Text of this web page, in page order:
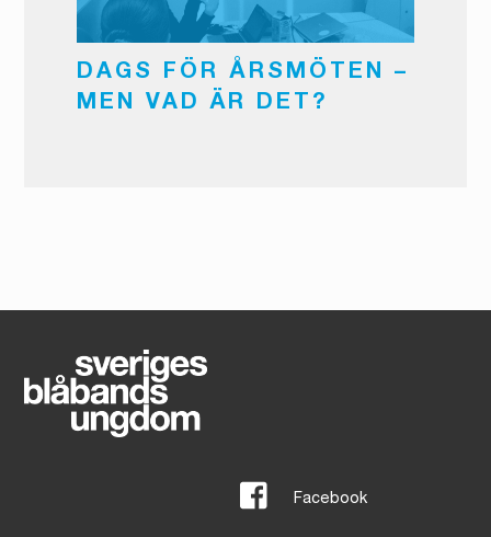
DAGS FÖR ÅRSMÖTEN –
MEN VAD ÄR DET?
Facebook